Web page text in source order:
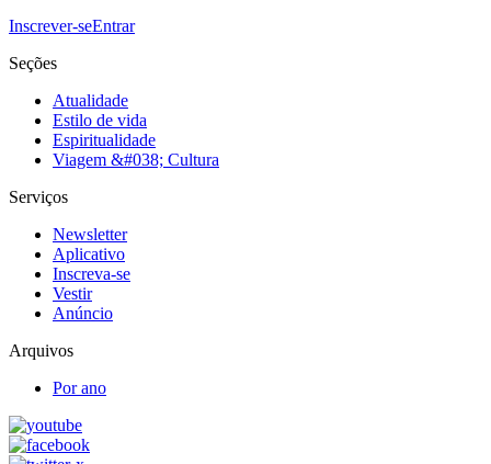
Inscrever-seEntrar
Seções
Atualidade
Estilo de vida
Espiritualidade
Viagem &#038; Cultura
Serviços
Newsletter
Aplicativo
Inscreva-se
Vestir
Anúncio
Arquivos
Por ano